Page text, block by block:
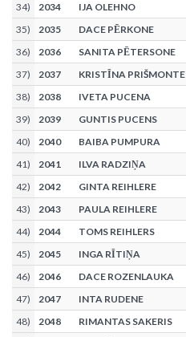
34) 2034
IJA OLEHNO
35) 2035
DACE PĒRKONE
36) 2036
SANITA PĒTERSONE
37) 2037
KRISTĪNA PRIŠMONTE
38) 2038
IVETA PUCENA
39) 2039
GUNTIS PUCENS
40) 2040
BAIBA PUMPURA
41) 2041
ILVA RADZIŅA
42) 2042
GINTA REIHLERE
43) 2043
PAULA REIHLERE
44) 2044
TOMS REIHLERS
45) 2045
INGA RĪTIŅA
46) 2046
DACE ROZENLAUKA
47) 2047
INTA RUDENE
48) 2048
RIMANTAS SAKERIS